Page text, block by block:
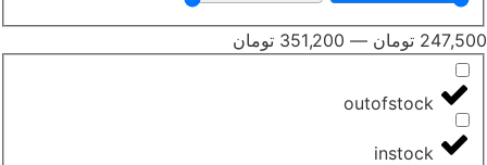
247,500 تومان —
351,200 تومان
outofstock
instock